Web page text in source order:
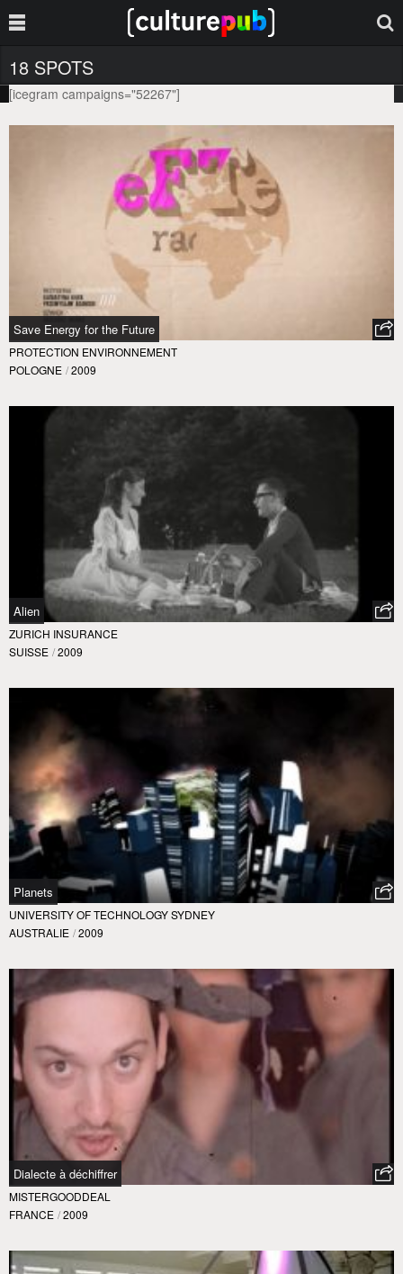
18 SPOTS
[icegram campaigns="52267"]
Save Energy for the Future
PROTECTION ENVIRONNEMENT
POLOGNE / 2009
Alien
ZURICH INSURANCE
SUISSE / 2009
Planets
UNIVERSITY OF TECHNOLOGY SYDNEY
AUSTRALIE / 2009
Dialecte à déchiffrer
MISTERGOODDEAL
FRANCE / 2009